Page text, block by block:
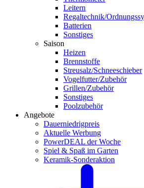
Leitern
Regaltechnik/
Batterien
Sonstiges
Saison
Heizen
Brennstoffe
Streusalz/Schneeschieber
Vogelfutter/Zubehör
Grillen/Zubehör
Sonstiges
Poolzubehör
Angebote
Dauerniedrigpreis
Aktuelle Werbung
PowerDEAL der Woche
Spiel & Spaß im Garten
Keramik-Sonderaktion